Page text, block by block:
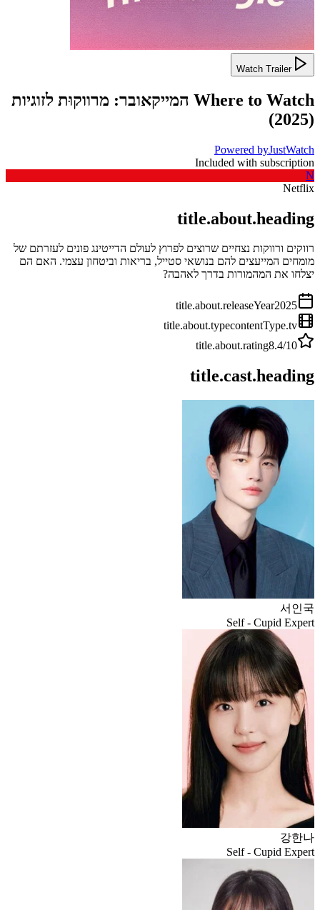
Watch Trailer
Where to Watch המייקאובר: מרווקוּת לזוגיות
(
2025
)
Powered byJustWatch
Included with subscription
N
Netflix
title.about.heading
רווקים ורווקות נצחיים שרוצים לפרוץ לעולם הדייטינג פונים לעזרתם של
מומחים המייעצים להם בנושאי סטייל, בריאות וביטחון עצמי. האם הם
יצלחו את המהמורות בדרך לאהבה?
title.about.releaseYear2025
title.about.typecontentType.tv
title.about.rating8.4/10
title.cast.heading
서인국
Self - Cupid Expert
강한나
Self - Cupid Expert